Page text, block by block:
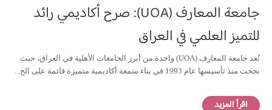
جامعة المعارف (UOA): صرح أكاديمي رائد
للتميز العلمي في العراق
تُعد جامعة المعارف (UOA) واحدة من أبرز الجامعات الأهلية في العراق، حيث
نجحت منذ تأسيسها عام 1993 في بناء سمعة أكاديمية متميزة قائمة على الج...